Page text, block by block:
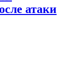
атаки